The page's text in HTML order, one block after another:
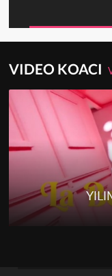
VIDEO KOACI